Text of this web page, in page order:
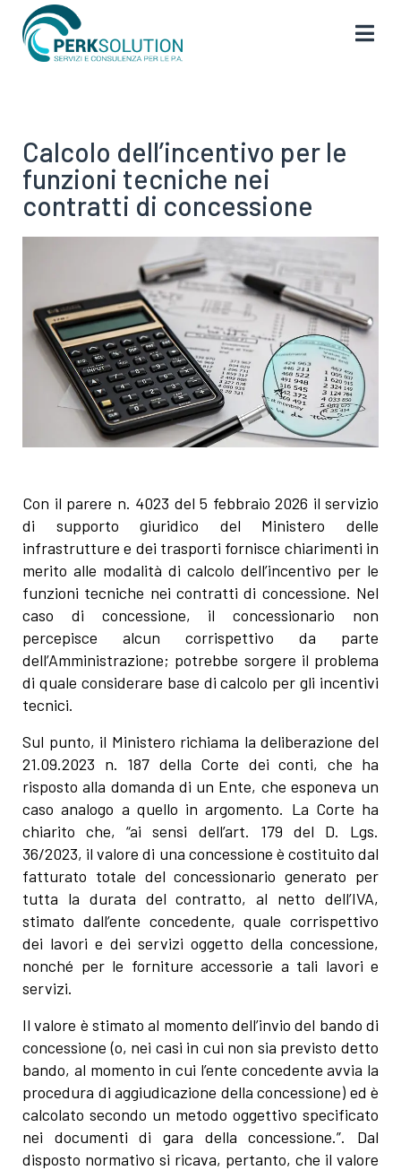
Calcolo dell’incentivo per le
funzioni tecniche nei
contratti di concessione
Con il parere n. 4023 del 5 febbraio 2026 il servizio
di supporto giuridico del Ministero delle
infrastrutture e dei trasporti fornisce chiarimenti in
merito alle modalità di calcolo dell’incentivo per le
funzioni tecniche nei contratti di concessione. Nel
caso di concessione, il concessionario non
percepisce alcun corrispettivo da parte
dell’Amministrazione; potrebbe sorgere il problema
di quale considerare base di calcolo per gli incentivi
tecnici.
Sul punto, il Ministero richiama la deliberazione del
21.09.2023 n. 187 della Corte dei conti, che ha
risposto alla domanda di un Ente, che esponeva un
caso analogo a quello in argomento. La Corte ha
chiarito che, “ai sensi dell’art. 179 del D. Lgs.
36/2023, il valore di una concessione è costituito dal
fatturato totale del concessionario generato per
tutta la durata del contratto, al netto dell’IVA,
stimato dall’ente concedente, quale corrispettivo
dei lavori e dei servizi oggetto della concessione,
nonché per le forniture accessorie a tali lavori e
servizi.
Il valore è stimato al momento dell’invio del bando di
concessione (o, nei casi in cui non sia previsto detto
bando, al momento in cui l’ente concedente avvia la
procedura di aggiudicazione della concessione) ed è
calcolato secondo un metodo oggettivo specificato
nei documenti di gara della concessione.”. Dal
disposto normativo si ricava, pertanto, che il valore